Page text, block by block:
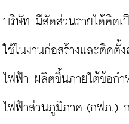
บริษัท มีสัดส่วนรายได้คิด
ใช้ในงานก่อสร้างและติดตั้
ไฟฟ้า ผลิตขึ้นภายใต้ข้อกำ
ไฟฟ้าส่วนภูมิภาค (กฟภ.)